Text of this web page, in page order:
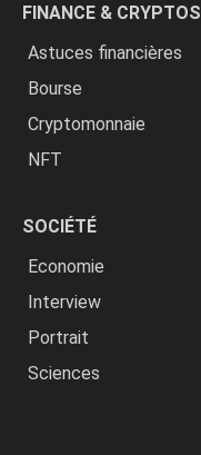
FINANCE & CRYPTOS
Astuces financières
Bourse
Cryptomonnaie
NFT
SOCIÉTÉ
Economie
Interview
Portrait
Sciences